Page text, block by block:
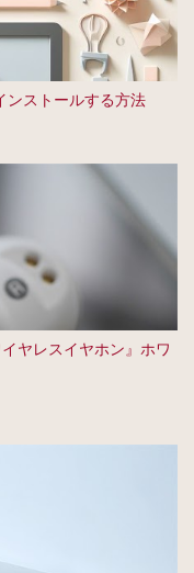
ンストールする方法
ヤレスイヤホン』ホワ